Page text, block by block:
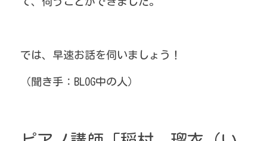
では、早速お話を伺いましょう！
（聞き手：BLOG中の人）